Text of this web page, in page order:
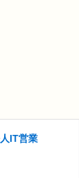
IT営業